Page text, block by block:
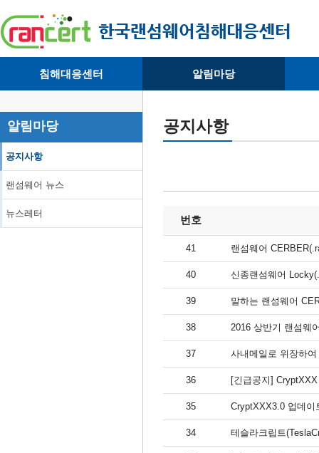
침해대응센터
· 침해피해신고
· 개인정보취급방침
알림마당
· 뉴스레터
알림마당
공지사항
랜섬웨어 뉴스
뉴스레터
공지사항
번호
41 랜섬웨어
40 신종랜섬웨어
39 말하는 랜섬웨어
38 2016 상반기 랜섬웨
37 사내메일로 위장하
36 [긴급공지]
35 CryptXXX3.0 업데
34 테슬라크립트